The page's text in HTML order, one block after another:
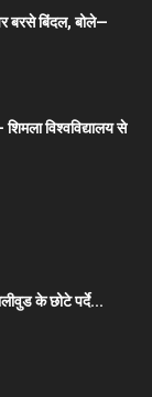
बरसे बिंदल, बोले—
विश्वविद्यालय से
के छोटे पर्दे...